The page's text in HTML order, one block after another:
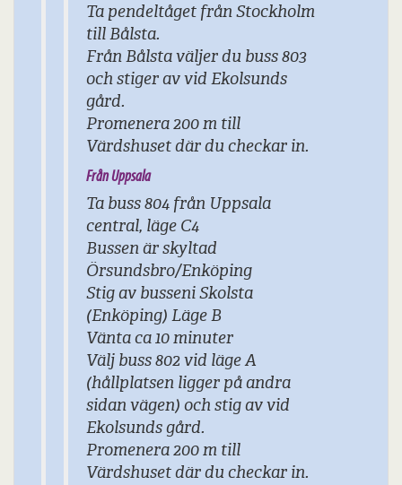
Ta pendeltåget från Stockholm
till Bålsta.
Från Bålsta väljer du buss 803
och stiger av vid Ekolsunds
gård.
Promenera 200 m till
Värdshuset där du checkar in.
Från Uppsala
Ta buss 804 från Uppsala
central, läge C4
Bussen är skyltad
Örsundsbro/Enköping
Stig av busseniSkolsta
(Enköping) Läge B
Vänta ca 10 minuter
Välj buss 802 vid läge A
(hållplatsen ligger på andra
sidan vägen) och stig av vid
Ekolsunds gård.
Promenera 200 m till
Värdshuset där du checkar in.